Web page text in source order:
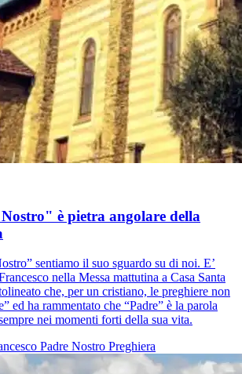
è pietra angolare della
sentiamo il suo sguardo su di noi. E’
nella Messa mattutina a Casa Santa
che, per un cristiano, le preghiere non
ed ha rammentato che “Padre” è la parola
nei momenti forti della sua vita.
Padre Nostro Preghiera